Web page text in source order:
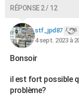
RÉPONSE 2 / 12
stf_jpd87
4 sept. 2023 à
Bonsoir
il est fort possible
problème?